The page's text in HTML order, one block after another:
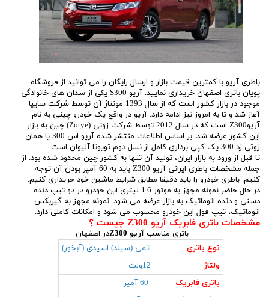
باطری آریو با کمترین قیمت بازار و ارسال رایگان را می توانید از فروشگاه
پویان باتری اصفهان خریداری نمایید. آریو S300 یکی از سدان های خانوادگی
موجود در بازار کشور است که از سال 1393 مونتاژ آن توسط شرکت سایپا
آغاز شد و تا به امروز نیز ادامه دارد. آریو در واقع یک خودرو چینی به نام
آریوZ300 است که در سال 2012 توسط شرکت زوتی (Zotye) چین به بازار
این کشور عرضه شد. بر اساس اطلاعات منتشر شده آریو اس 300 یا همان
زوتی زد 300 یک کپی برداری کامل از نسل دوم تویوتا آلیوان است.
تا قبل از ورود به بازار ایران، تولید آن تنها به کشور چین محدود شده بود. از
جمله مشخصات باطری ایرانی آریو Z300 باید به 60 آمپر بودن آن توجه
کنیم. باطری خودرو را باید دقیقا مطابق شرایط ماشین خود خریداری کنیم.
در حال حاضر نمونه مجهز به موتور 1.6 لیتری این خودرو در دو تیپ دنده
دستی و دنده اتوماتیک به بازار عرضه می شود. نمونه مجهز به گیربکس
اتوماتیک، تیپ فول این خودرو محسوب می شود و امکانات کاملی دارد.
مشخصات باتری فابریک آریو Z300 چیست ؟
باتری مناسب آریو Z300
در اصفهان
نوع باتری
اتمی (سیلد)-اسیدی (آبخور)
ولتاژ
باتری فابریک